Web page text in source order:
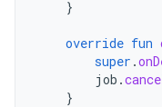
}
override fun
super .
job .
}